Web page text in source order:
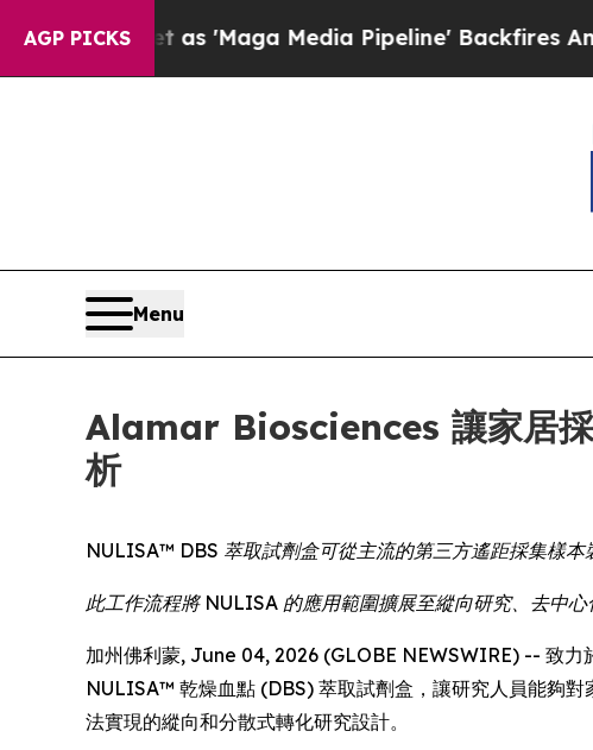
AGP PICKS
Quiet as 'Maga Media Pipeline' Backfires Amid
Menu
Alamar Biosciences 讓家居採
析
NULISA™ DBS 萃取試劑盒可從主流的第三方遙距採集樣
此工作流程將 NULISA 的應用範圍擴展至縱向研究、去中
加州佛利蒙, June 04, 2026 (GLOBE NEWSWIRE) -- 致
NULISA™ 乾燥血點 (DBS) 萃取試劑盒，讓研究人員能夠
法實現的縱向和分散式轉化研究設計。